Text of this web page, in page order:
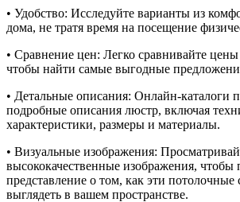
• Удобство: Исследуйте варианты из
дома, не тратя время на посещение
• Сравнение цен: Легко сравнивайте цены
чтобы найти самые выгодные
• Детальные описания: Онлайн-каталоги
подробные описания люстр, включая
характеристики, размеры и материалы.
• Визуальные изображения:
высококачественные изображения, чтобы
представление о том, как эти потолочные
выглядеть в вашем пространстве.